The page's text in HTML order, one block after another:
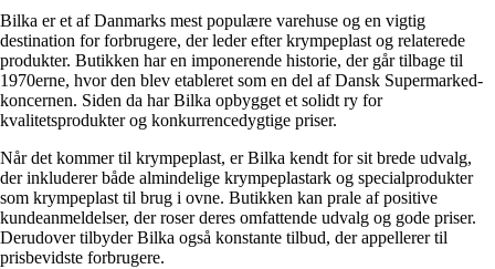
Bilka er et af Danmarks mest populære varehuse og en vigtig
destination for forbrugere, der leder efter krympeplast og relaterede
produkter. Butikken har en imponerende historie, der går tilbage til
1970erne, hvor den blev etableret som en del af Dansk Supermarked-
koncernen. Siden da har Bilka opbygget et solidt ry for
kvalitetsprodukter og konkurrencedygtige priser.
Når det kommer til krympeplast, er Bilka kendt for sit brede udvalg,
der inkluderer både almindelige krympeplastark og specialprodukter
som krympeplast til brug i ovne. Butikken kan prale af positive
kundeanmeldelser, der roser deres omfattende udvalg og gode priser.
Derudover tilbyder Bilka også konstante tilbud, der appellerer til
prisbevidste forbrugere.